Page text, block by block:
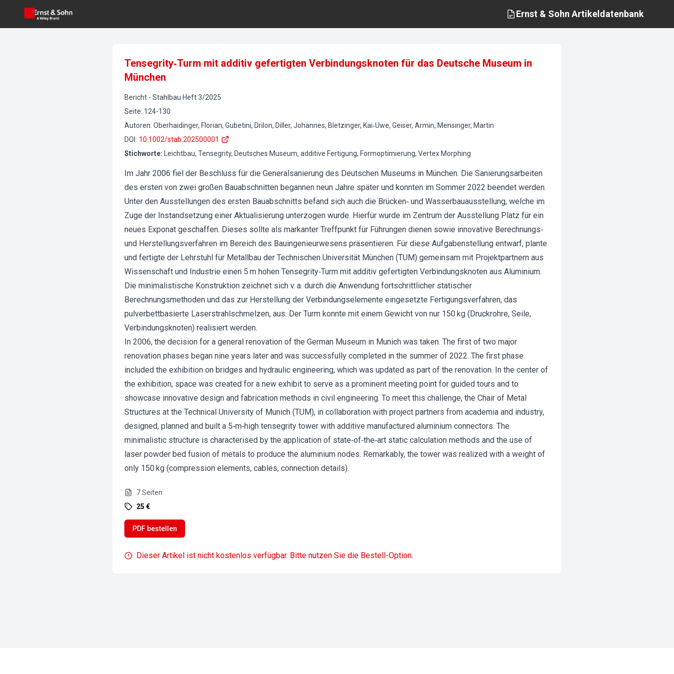
Ernst & Sohn Artikeldatenbank
Tensegrity‐Turm mit additiv gefertigten Verbindungsknoten für das Deutsche Museum in
München
Bericht - Stahlbau Heft3/2025
Seite: 124-130
Autoren: Oberhaidinger, Florian, Gubetini, Drilon, Diller, Johannes, Bletzinger, Kai‐Uwe, Geiser, Armin, Mensinger, Martin
DOI : 10.1002/stab.202500001
Stichworte: Leichtbau, Tensegrity, Deutsches Museum, additive Fertigung, Formoptimierung, Vertex Morphing
Im Jahr 2006 fiel der Beschluss für die Generalsanierung des Deutschen Museums in München. Die Sanierungsarbeiten
des ersten von zwei großen Bauabschnitten begannen neun Jahre später und konnten im Sommer 2022 beendet werden.
Unter den Ausstellungen des ersten Bauabschnitts befand sich auch die Brücken‐ und Wasserbauausstellung, welche im
Zuge der Instandsetzung einer Aktualisierung unterzogen wurde. Hierfür wurde im Zentrum der Ausstellung Platz für ein
neues Exponat geschaffen. Dieses sollte als markanter Treffpunkt für Führungen dienen sowie innovative Berechnungs‐
und Herstellungsverfahren im Bereich des Bauingenieurwesens präsentieren. Für diese Aufgabenstellung entwarf, plante
und fertigte der Lehrstuhl für Metallbau der Technischen Universität München (TUM) gemeinsam mit Projektpartnern aus
Wissenschaft und Industrie einen 5 m hohen Tensegrity‐Turm mit additiv gefertigten Verbindungsknoten aus Aluminium.
Die minimalistische Konstruktion zeichnet sich v. a. durch die Anwendung fortschrittlicher statischer
Berechnungsmethoden und das zur Herstellung der Verbindungselemente eingesetzte Fertigungsverfahren, das
pulverbettbasierte Laserstrahlschmelzen, aus. Der Turm konnte mit einem Gewicht von nur 150 kg (Druckrohre, Seile,
Verbindungsknoten) realisiert werden.
In 2006, the decision for a general renovation of the German Museum in Munich was taken. The first of two major
renovation phases began nine years later and was successfully completed in the summer of 2022. The first phase
included the exhibition on bridges and hydraulic engineering, which was updated as part of the renovation. In the center of
the exhibition, space was created for a new exhibit to serve as a prominent meeting point for guided tours and to
showcase innovative design and fabrication methods in civil engineering. To meet this challenge, the Chair of Metal
Structures at the Technical University of Munich (TUM), in collaboration with project partners from academia and industry,
designed, planned and built a 5‐m‐high tensegrity tower with additive manufactured aluminium connectors. The
minimalistic structure is characterised by the application of state‐of‐the‐art static calculation methods and the use of
laser powder bed fusion of metals to produce the aluminium nodes. Remarkably, the tower was realized with a weight of
only 150 kg (compression elements, cables, connection details).
7Seiten
25 €
PDF bestellen
Dieser Artikel ist nicht kostenlos verfügbar. Bitte nutzen Sie die Bestell-Option.